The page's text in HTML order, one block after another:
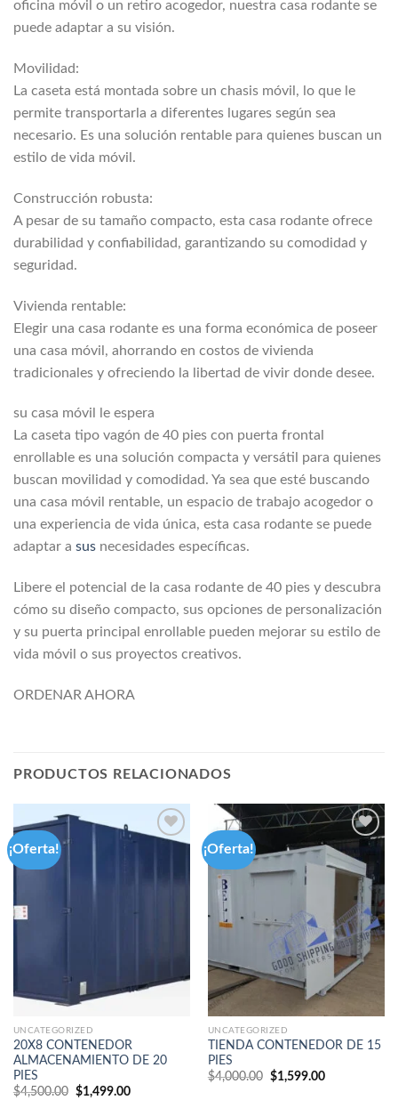
oficina móvil o un retiro acogedor, nuestra casa rodante se
puede adaptar a su visión.
Movilidad:
La caseta está montada sobre un chasis móvil, lo que le
permite transportarla a diferentes lugares según sea
necesario. Es una solución rentable para quienes buscan un
estilo de vida móvil.
Construcción robusta:
A pesar de su tamaño compacto, esta casa rodante ofrece
durabilidad y confiabilidad, garantizando su comodidad y
seguridad.
Vivienda rentable:
Elegir una casa rodante es una forma económica de poseer
una casa móvil, ahorrando en costos de vivienda
tradicionales y ofreciendo la libertad de vivir donde desee.
su casa móvil le espera
La caseta tipo vagón de 40 pies con puerta frontal
enrollable es una solución compacta y versátil para quienes
buscan movilidad y comodidad. Ya sea que esté buscando
una casa móvil rentable, un espacio de trabajo acogedor o
una experiencia de vida única, esta casa rodante se puede
adaptar a sus necesidades específicas.
Libere el potencial de la casa rodante de 40 pies y descubra
cómo su diseño compacto, sus opciones de personalización
y su puerta principal enrollable pueden mejorar su estilo de
vida móvil o sus proyectos creativos.
ORDENAR AHORA
PRODUCTOS RELACIONADOS
¡Oferta!
UNCATEGORIZED
20X8 CONTENEDOR
ALMACENAMIENTO DE 20
PIES
$4,500.00 El
$1,499.00El
¡Oferta!
Add to
wishlist
UNCATEGORIZED
TIENDA CONTENEDOR DE 15
PIES
$4,000.00 El
$1,599.00El